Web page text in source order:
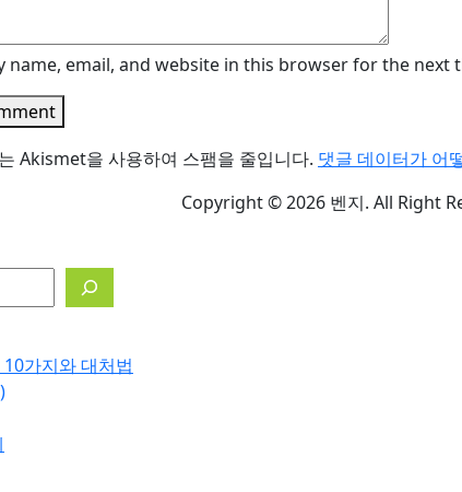
name, email, and website in this browser for the next
Akismet을 사용하여 스팸을 줄입니다. 댓글 데이터가 어
Copyright © 2026 벤지. All Right
가지와 대처법